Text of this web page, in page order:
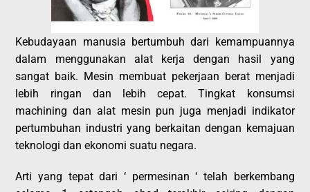
Kebudayaan manusia bertumbuh dari kemampuannya
dalam menggunakan alat kerja dengan hasil yang
sangat baik. Mesin membuat pekerjaan berat menjadi
lebih ringan dan lebih cepat. Tingkat konsumsi
machining dan alat mesin pun juga menjadi indikator
pertumbuhan industri yang berkaitan dengan kemajuan
teknologi dan ekonomi suatu negara.
Arti yang tepat dari ‘ permesinan ‘ telah berkembang